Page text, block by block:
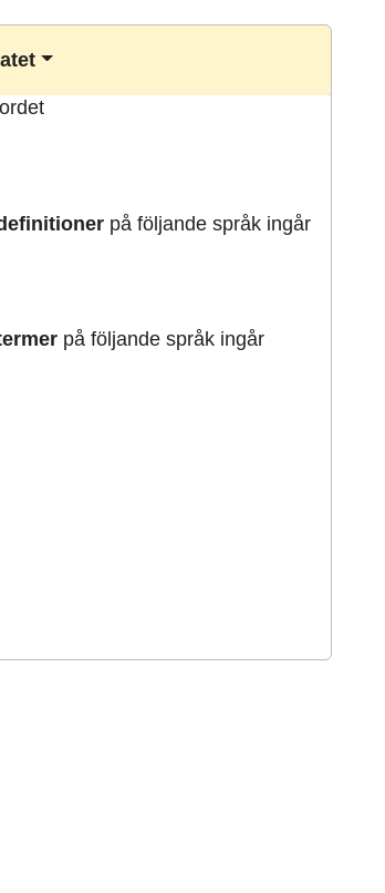
på följande språk ingår
på följande språk ingår